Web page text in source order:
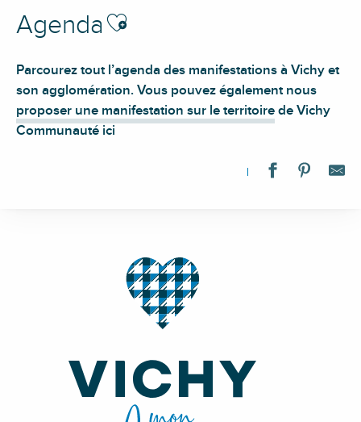
Agenda Ajouter aux favoris
Parcourez tout l’agenda des manifestations à Vichy et
son agglomération. Vous pouvez également nous
proposer une manifestation sur le territoire de Vichy
Communauté ici
Boutique éphèmère
Escape Game "Le Maître chanteur"
Exposition raku "Le Souffle du feu"
Arcade illimité Cinéma Grand Écran Vichy
Exposition Des formes et des couleurs
Visite Guidée "La Résistance à Vichy"
Atelier d'initiation au vitrail avec Pascal Momon